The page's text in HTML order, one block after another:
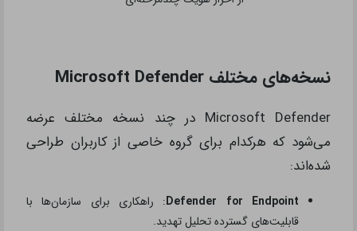
نسخه‌های مختلف Microsoft Defender
Microsoft Defender در چند نسخه مختلف عرضه
می‌شود که هرکدام برای گروه خاصی از کاربران طراحی
شده‌اند:
Defender for Endpoint: راهکاری برای سازمان‌ها با
قابلیت‌های گسترده تحلیل تهدید.